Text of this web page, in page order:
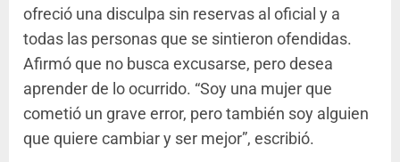
ofreció una disculpa sin reservas al oficial y a
todas las personas que se sintieron ofendidas.
Afirmó que no busca excusarse, pero desea
aprender de lo ocurrido. “Soy una mujer que
cometió un grave error, pero también soy alguien
que quiere cambiar y ser mejor”, escribió.